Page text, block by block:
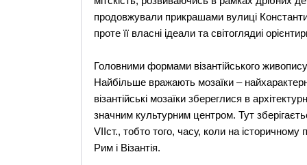
продовжували прикрашами вулиці
проте її власні ідеали та світоглядиі
Головними формами візантійського
Найбільше вражають мозаїки –
візантійські мозаїки збереглися в
значним культурним центром. Тут
VIIст., тобто того, часу, коли на історичному
Рим і Візантія.